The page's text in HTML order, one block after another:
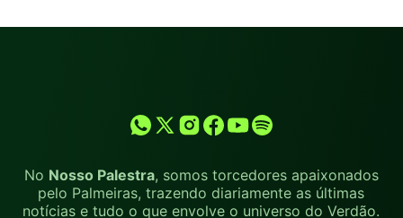
No Nosso Palestra, somos torcedores apaixonados
pelo Palmeiras, trazendo diariamente as últimas
notícias e tudo o que envolve o universo do Verdão.